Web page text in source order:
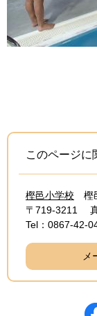
このページに
樫邑小学校
樫
〒719-3211
Tel：0867-42-
メ